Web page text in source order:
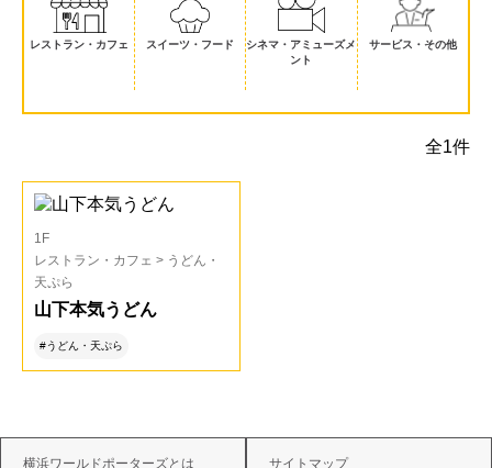
レストラン・カフェ スイーツ・フード
シネマ・アミューズメ
ント
サービス・その他
全1件
1F
レストラン・カフェ > うどん・
天ぷら
山下本気うどん
#うどん・天ぷら
横浜ワールドポーターズとは サイトマップ